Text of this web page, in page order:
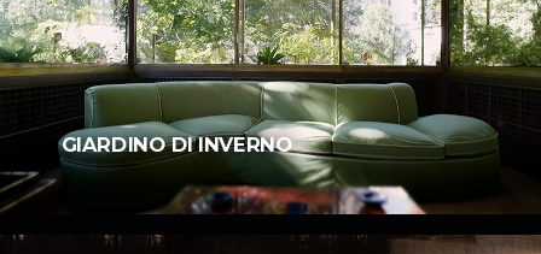
GIARDINO DI INVERNO